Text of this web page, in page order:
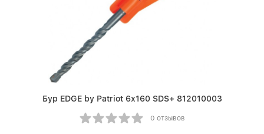
Бур EDGE by Patriot 6х160 SDS+ 812010003
0 отзывов